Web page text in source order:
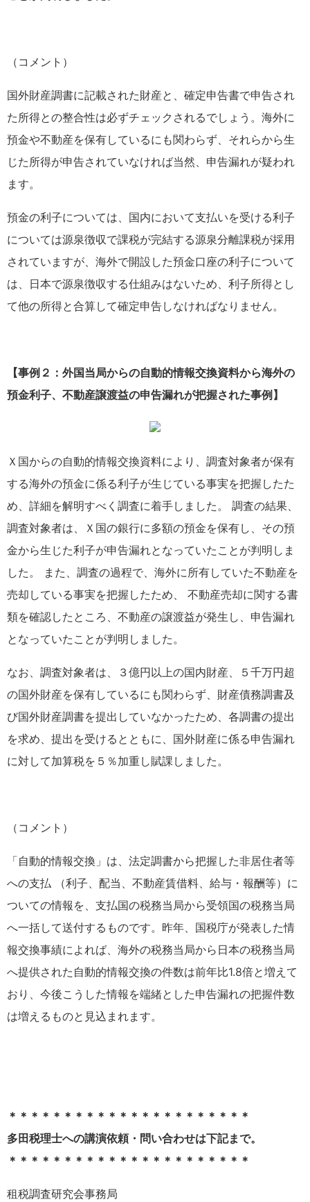
（コメント）
国外財産調書に記載された財産と、確定申告書で申告され
た所得との整合性は必ずチェックされるでしょう。海外に
預金や不動産を保有しているにも関わらず、それらから生
じた所得が申告されていなければ当然、申告漏れが疑われ
ます。
預金の利子については、国内において支払いを受ける利子
については源泉徴収で課税が完結する源泉分離課税が採用
されていますが、海外で開設した預金口座の利子について
は、日本で源泉徴収する仕組みはないため、利子所得とし
て他の所得と合算して確定申告しなければなりません。
【事例２：外国当局からの自動的情報交換資料から海外の
預金利子、不動産譲渡益の申告漏れが把握された事例】
Ｘ国からの自動的情報交換資料により、調査対象者が保有
する海外の預金に係る利子が生じている事実を把握したた
め、詳細を解明すべく調査に着手しました。 調査の結果、
調査対象者は、Ｘ国の銀行に多額の預金を保有し、その預
金から生じた利子が申告漏れとなっていたことが判明しま
した。 また、調査の過程で、海外に所有していた不動産を
売却している事実を把握したため、 不動産売却に関する書
類を確認したところ、不動産の譲渡益が発生し、申告漏れ
となっていたことが判明しました。
なお、調査対象者は、３億円以上の国内財産、５千万円超
の国外財産を保有しているにも関わらず、財産債務調書及
び国外財産調書を提出していなかったため、各調書の提出
を求め、提出を受けるとともに、国外財産に係る申告漏れ
に対して加算税を５％加重し賦課しました。
（コメント）
「自動的情報交換」は、法定調書から把握した非居住者等
への支払 （利子、配当、不動産賃借料、給与・報酬等）に
ついての情報を、支払国の税務当局から受領国の税務当局
へ一括して送付するものです。昨年、国税庁が発表した情
報交換事績によれば、海外の税務当局から日本の税務当局
へ提供された自動的情報交換の件数は前年比1.8倍と増えて
おり、今後こうした情報を端緒とした申告漏れの把握件数
は増えるものと見込まれます。
＊＊＊＊＊＊＊＊＊＊＊＊＊＊＊＊＊＊＊＊＊＊
多田税理士への講演依頼・問い合わせは下記まで。
＊＊＊＊＊＊＊＊＊＊＊＊＊＊＊＊＊＊＊＊＊＊
租税調査研究会事務局